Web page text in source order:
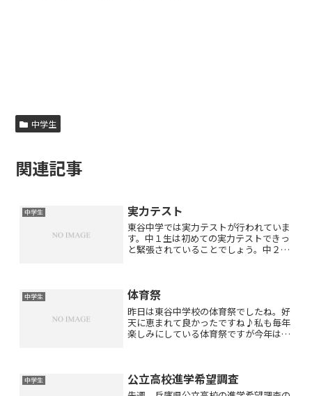
中学生
関連記事
中学生 実力テスト
東谷中学では実力テストが行われていま
す。中１生は初めての実力テストできっ
と緊張されていることでしょう。中２生
いらっしゃるでしょう。符...
中学生 体育祭
昨日は東谷中学校の体育祭でしたね。好
天に恵まれて良かったですね♪私も毎年
楽しみにしている体育祭ですが今年は保
す。ですが生徒さ...
中学生 公立高校進学希望調査